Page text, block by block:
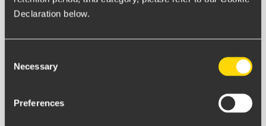
Declaration below.
Selection
Necessary
Preferences
aldrig lämna vidare din mejladress.